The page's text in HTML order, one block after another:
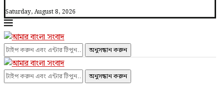
Saturday, August 8, 2026
অনুসন্ধান করুন
অনুসন্ধান করুন